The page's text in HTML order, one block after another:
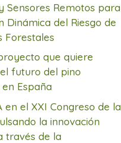
Sensores Remotos para
Dinámica del Riesgo de
Forestales
que quiere
futuro del pino
España
en el XXI Congreso de la
la innovación
través de la